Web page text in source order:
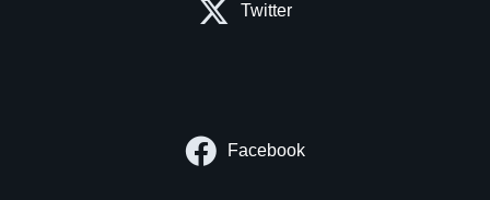
Twitter
Facebook